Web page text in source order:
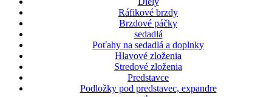
Ráfikové brzdy
Brzdové páčky
sedadlá
Poťahy na sedadlá a doplnky
Hlavové zloženia
Stredové zloženia
Predstavce
Podložky pod predstavec, expandre